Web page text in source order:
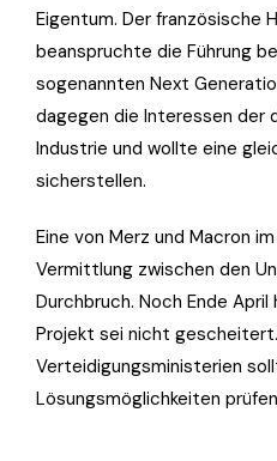
Eigentum. Der französische
beanspruchte die Führung
sogenannten Next
dagegen die Interessen der
Industrie und wollte eine
sicherstellen.
Eine von Merz und Macron
Vermittlung zwischen den
Durchbruch. Noch Ende
Projekt sei nicht
Verteidigungsministerien
Lösungsmöglichkeiten